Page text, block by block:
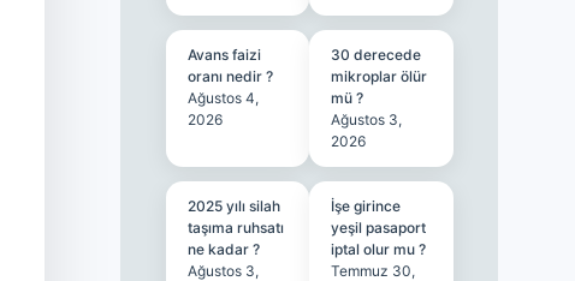
Avans faizi
oranı nedir ?
Ağustos 4,
2026
30 derecede
mikroplar ölür
mü ?
Ağustos 3,
2026
2025 yılı silah
taşıma ruhsatı
ne kadar ?
Ağustos 3,
İşe girince
yeşil pasaport
iptal olur mu ?
Temmuz 30,